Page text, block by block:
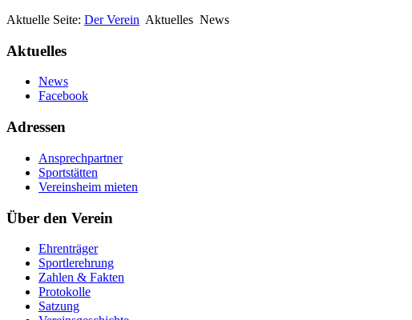
Aktuelle Seite: Der Verein Aktuelles News
Aktuelles
News
Facebook
Adressen
Ansprechpartner
Sportstätten
Vereinsheim mieten
Über den Verein
Ehrenträger
Sportlerehrung
Zahlen & Fakten
Protokolle
Satzung